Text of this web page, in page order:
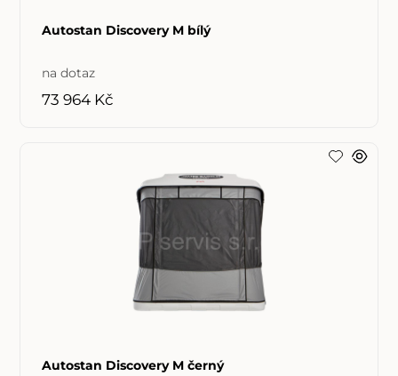
Autostan Discovery M bílý
na dotaz
73 964 Kč
Autostan Discovery M černý